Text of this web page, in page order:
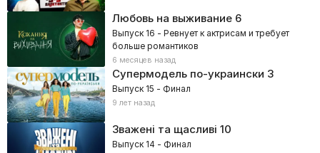
Любовь на выживание6
Выпуск 16 - Ревнует к актрисам и требует
больше романтиков
6 месяцев назад
Супермодель по-украински 3
Выпуск 15 - Финал
9 лет назад
Зважені та щасливі 10
Выпуск 14 - Финал